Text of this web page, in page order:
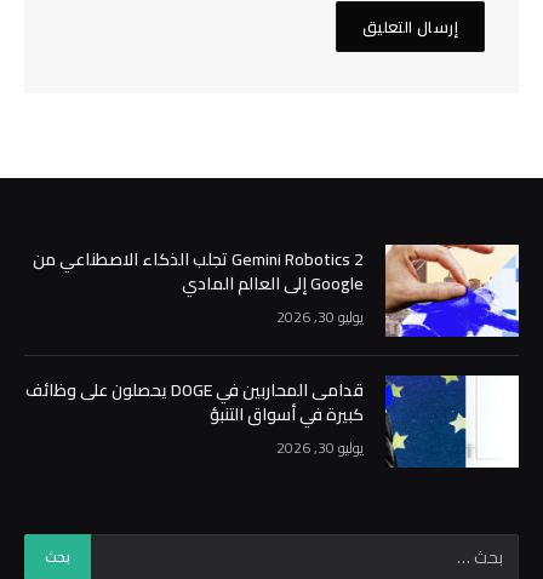
Gemini Robotics 2 تجلب الذكاء الاصطناعي من
Google إلى العالم المادي
يوليو 30, 2026
قدامى المحاربين في DOGE يحصلون على وظائف
كبيرة في أسواق التنبؤ
يوليو 30, 2026